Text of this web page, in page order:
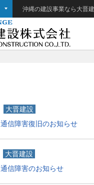
沖縄の建設事業なら大晋
大晋建設
通信障害復旧のお知らせ
大晋建設
通信障害のお知らせ